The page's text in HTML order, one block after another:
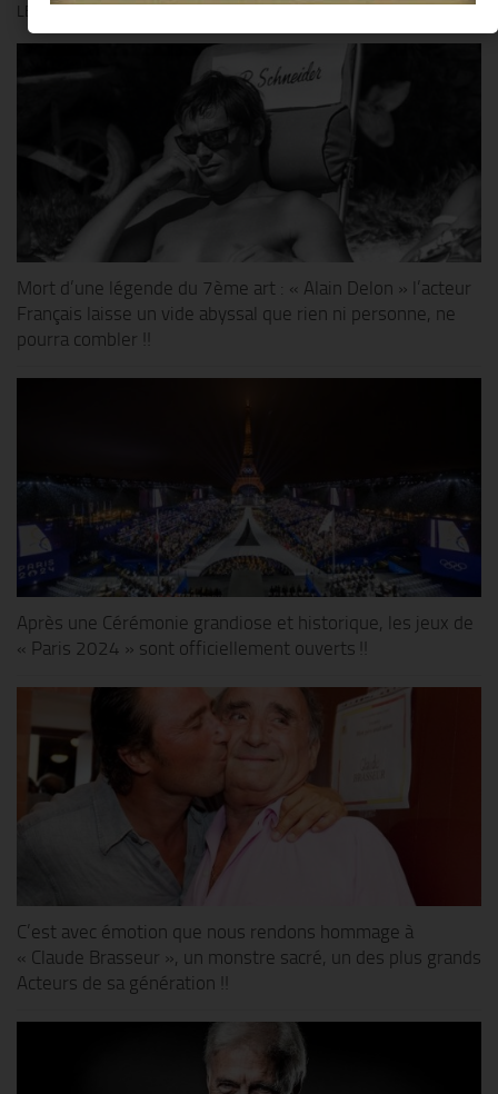
LES COUPS DE COEUR DE LA RÉDAC’
Mort d’une légende du 7ème art : « Alain Delon » l’acteur
Français laisse un vide abyssal que rien ni personne, ne
pourra combler !!
Après une Cérémonie grandiose et historique, les jeux de
« Paris 2024 » sont officiellement ouverts !!
C’est avec émotion que nous rendons hommage à
« Claude Brasseur », un monstre sacré, un des plus grands
Acteurs de sa génération !!